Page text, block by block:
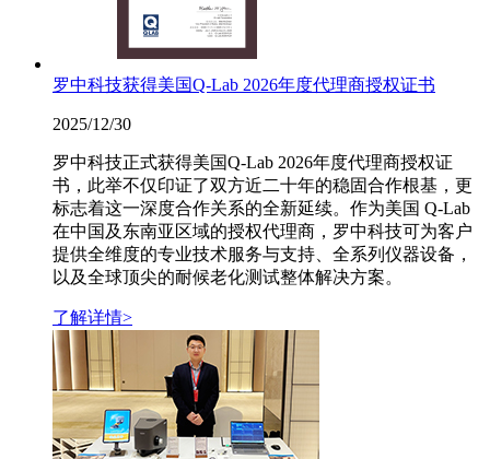
罗中科技获得美国Q-Lab 2026年度代理商授权证书
2025/12/30
罗中科技正式获得美国Q-Lab 2026年度代理商授权证
书，此举不仅印证了双方近二十年的稳固合作根基，更
标志着这一深度合作关系的全新延续。作为美国 Q-Lab
在中国及东南亚区域的授权代理商，罗中科技可为客户
提供全维度的专业技术服务与支持、全系列仪器设备，
以及全球顶尖的耐候老化测试整体解决方案。
了解详情>